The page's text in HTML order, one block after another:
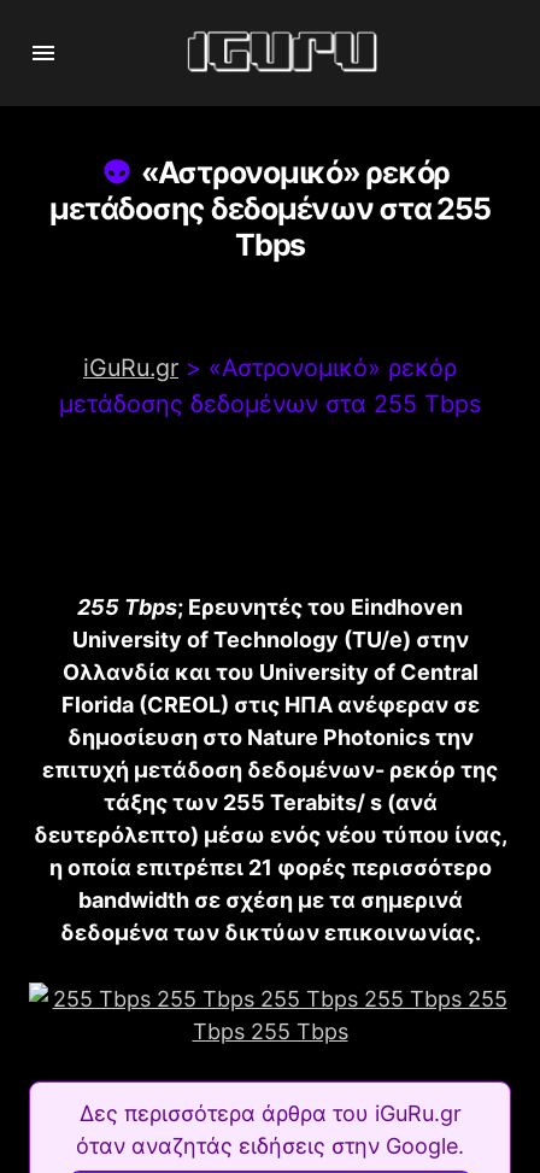
«Αστρονομικό» ρεκόρ
μετάδοσης δεδομένων στα 255
Tbps
iGuRu.gr > «Αστρονομικό» ρεκόρ
μετάδοσης δεδομένων στα 255 Tbps
255 Tbps; Ερευνητές του Eindhoven
University of Technology (TU/e) στην
Ολλανδία και του University of Central
Florida (CREOL) στις ΗΠΑ ανέφεραν σε
δημοσίευση στο Nature Photonics την
επιτυχή μετάδοση δεδομένων- ρεκόρ της
τάξης των 255 Terabits/ s (ανά
δευτερόλεπτο) μέσω ενός νέου τύπου ίνας,
η οποία επιτρέπει 21 φορές περισσότερο
bandwidth σε σχέση με τα σημερινά
δεδομένα των δικτύων επικοινωνίας.
Δες περισσότερα άρθρα του iGuRu.gr
όταν αναζητάς ειδήσεις στην Google.